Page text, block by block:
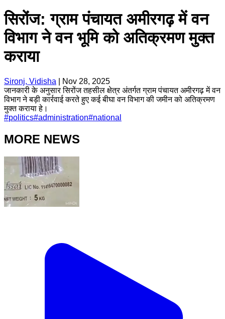
सिरोंज: ग्राम पंचायत अमीरगढ़ में वन
विभाग ने वन भूमि को अतिक्रमण मुक्त
कराया
Sironj, Vidisha
Nov 28, 2025
जानकारी के अनुसार सिरोंज तहसील क्षेत्र अंतर्गत ग्राम पंचायत अमीरगढ़ में वन
विभाग ने बड़ी कार्रवाई करते हुए कई बीघा वन विभाग की जमीन को अतिक्रमण
मुक्त कराया हे।
#politics#administration#national
MORE NEWS